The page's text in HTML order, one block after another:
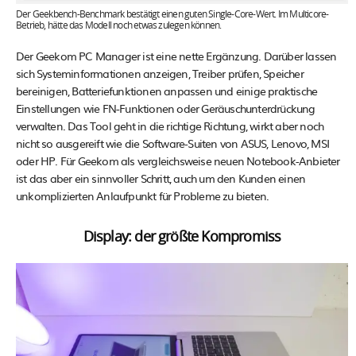
Der Geekbench-Benchmark bestätigt einen guten Single-Core-Wert. Im Multicore-
Betrieb, hätte das Modell noch etwas zulegen können.
Der Geekom PC Manager ist eine nette Ergänzung. Darüber lassen
sich Systeminformationen anzeigen, Treiber prüfen, Speicher
bereinigen, Batteriefunktionen anpassen und einige praktische
Einstellungen wie FN-Funktionen oder Geräuschunterdrückung
verwalten. Das Tool geht in die richtige Richtung, wirkt aber noch
nicht so ausgereift wie die Software-Suiten von ASUS, Lenovo, MSI
oder HP. Für Geekom als vergleichsweise neuen Notebook-Anbieter
ist das aber ein sinnvoller Schritt, auch um den Kunden einen
unkomplizierten Anlaufpunkt für Probleme zu bieten.
Display: der größte Kompromiss